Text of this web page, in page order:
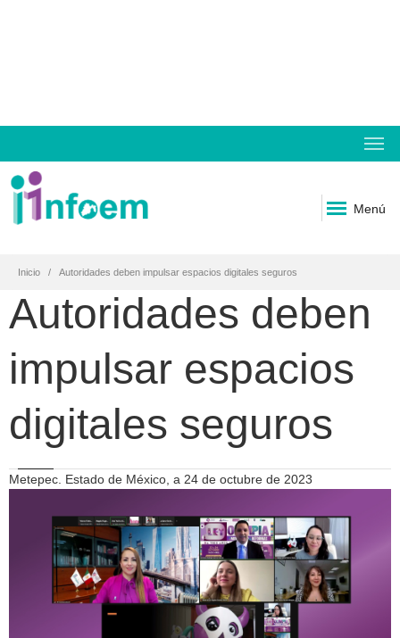
Menú
Inicio Autoridades deben impulsar espacios digitales seguros
Autoridades deben
impulsar espacios
digitales seguros
Metepec. Estado de México, a 24 de octubre de 2023